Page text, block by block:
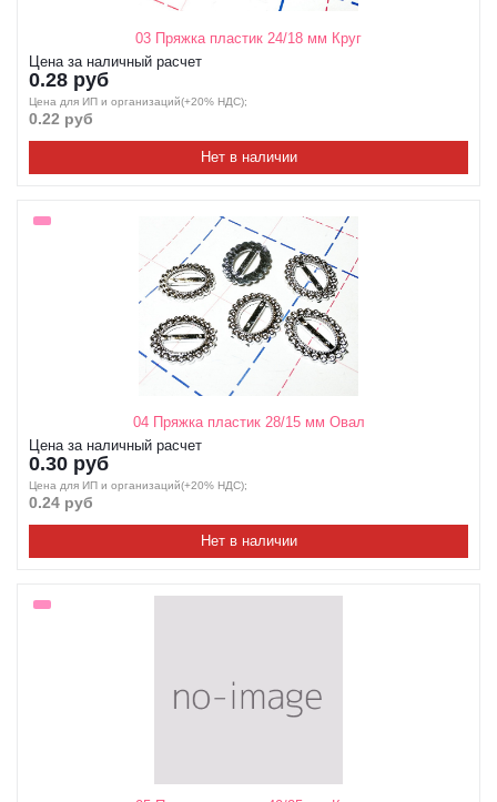
03 Пряжка пластик 24/18 мм Круг
Цена за наличный расчет
0.28 руб
Цена для ИП и организаций(+20% НДС);
0.22 руб
Нет в наличии
04 Пряжка пластик 28/15 мм Овал
Цена за наличный расчет
0.30 руб
Цена для ИП и организаций(+20% НДС);
0.24 руб
Нет в наличии